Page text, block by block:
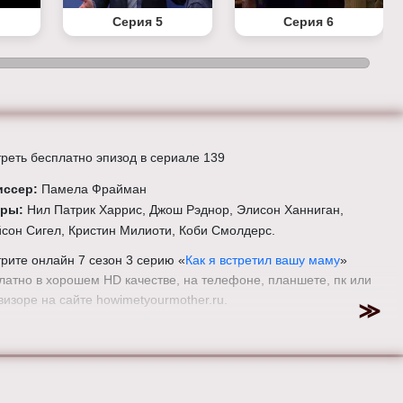
Серия 5 Серия 6
бесплатно эпизод в сериале 139
Памела Фрайман
Нил Патрик Харрис, Джош Рэднор, Элисон Ханниган,
Сигел, Кристин Милиоти, Коби Смолдерс.
онлайн 7 сезон 3 серию «Как я встретил вашу маму»
в хорошем HD качестве, на телефоне, планшете, пк или
на сайте howimetyourmother.ru.